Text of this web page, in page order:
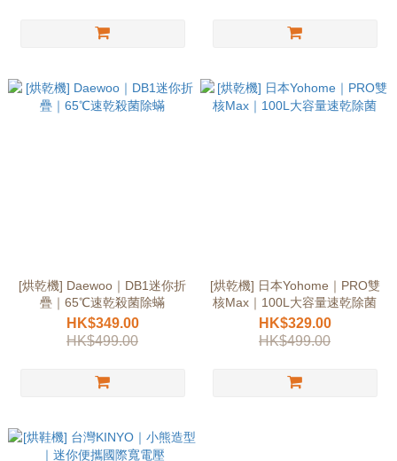
[烘乾機] Daewoo｜DB1迷你折
疊｜65℃速乾殺菌除蟎
HK$349.00
HK$499.00
[烘乾機] 日本Yohome｜PRO雙
核Max｜100L大容量速乾除菌
HK$329.00
HK$499.00